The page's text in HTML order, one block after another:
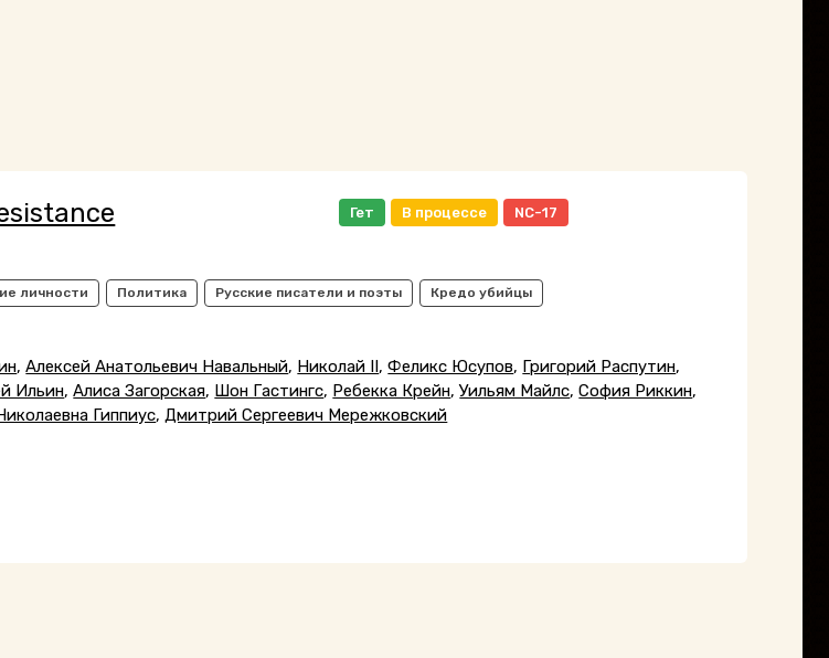
Гет В процессе NC-17
личности Политика Русские писатели и поэты Кредо убийцы
,Алексей Анатольевич Навальный, Николай II,Феликс Юсупов, Григорий Распутин,
Ильин,Алиса Загорская, Шон Гастингс, Ребекка Крейн,Уильям Майлс,София Риккин,
Гиппиус,Дмитрий Сергеевич Мережковский